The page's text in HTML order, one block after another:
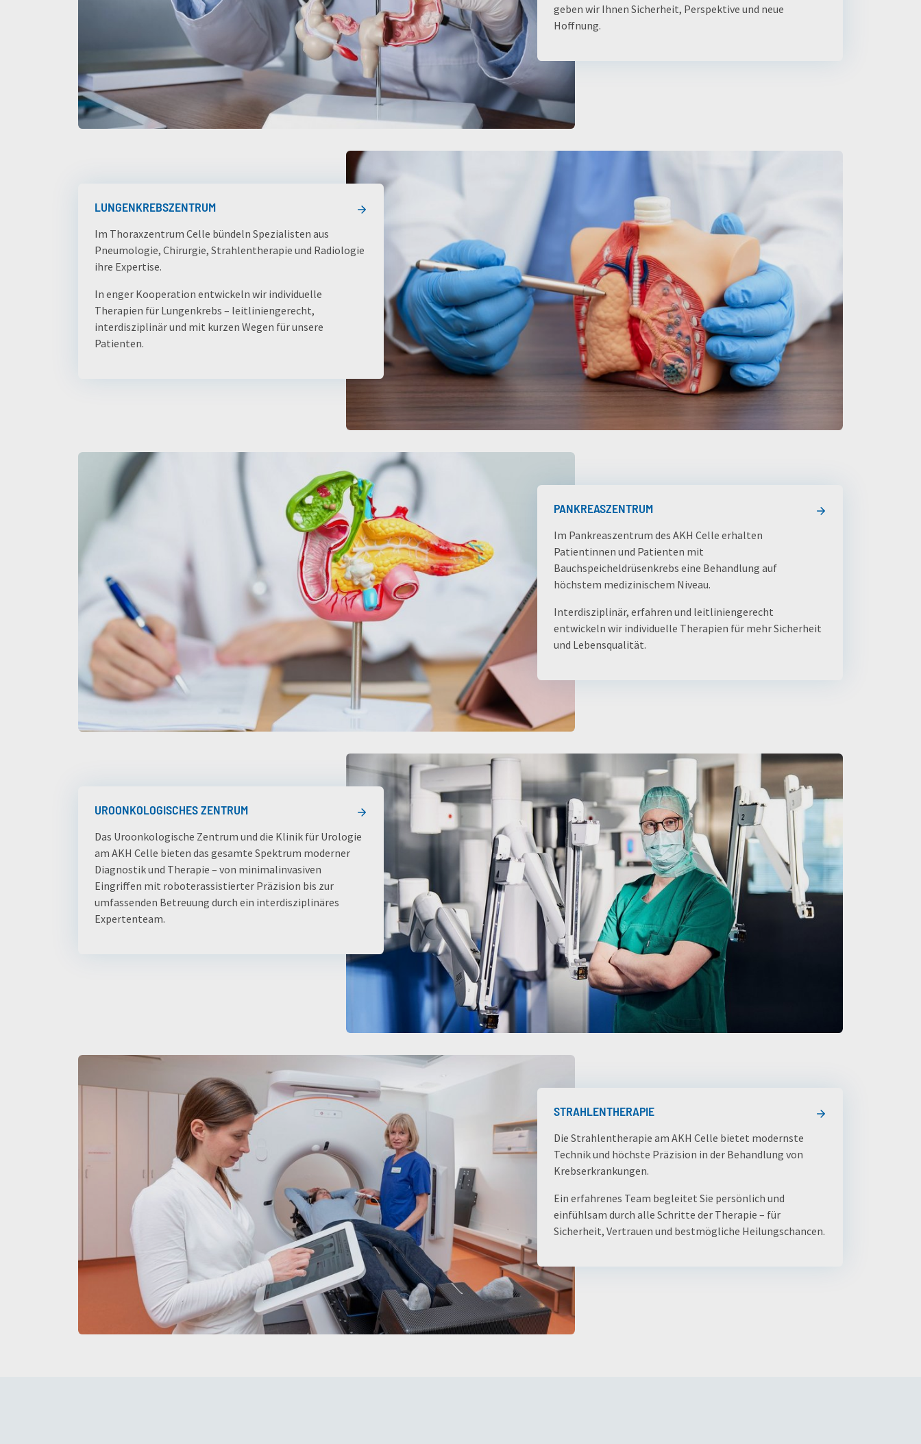
geben wir Ihnen Sicherheit, Perspektive und neue
Hoffnung.
LUNGENKREBSZENTRUM
Im Thoraxzentrum Celle bündeln Spezialisten aus
Pneumologie, Chirurgie, Strahlentherapie und Radiologie
ihre Expertise.
In enger Kooperation entwickeln wir individuelle
Therapien für Lungenkrebs – leitliniengerecht,
interdisziplinär und mit kurzen Wegen für unsere
Patienten.
PANKREASZENTRUM
Im Pankreaszentrum des AKH Celle erhalten
Patientinnen und Patienten mit
Bauchspeicheldrüsenkrebs eine Behandlung auf
höchstem medizinischem Niveau.
Interdisziplinär, erfahren und leitliniengerecht
entwickeln wir individuelle Therapien für mehr Sicherheit
und Lebensqualität.
UROONKOLOGISCHES ZENTRUM
Das Uroonkologische Zentrum und die Klinik für Urologie
am AKH Celle bieten das gesamte Spektrum moderner
Diagnostik und Therapie – von minimalinvasiven
Eingriffen mit roboterassistierter Präzision bis zur
umfassenden Betreuung durch ein interdisziplinäres
Expertenteam.
STRAHLENTHERAPIE
Die Strahlentherapie am AKH Celle bietet modernste
Technik und höchste Präzision in der Behandlung von
Krebserkrankungen.
Ein erfahrenes Team begleitet Sie persönlich und
einfühlsam durch alle Schritte der Therapie – für
Sicherheit, Vertrauen und bestmögliche Heilungschancen.